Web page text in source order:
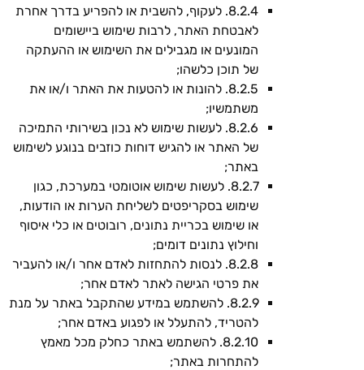
8.2.4. לעקוף, להשבית או להפריע בדרך אחרת
לאבטחת האתר, לרבות שימוש ביישומים
המונעים או מגבילים את השימוש או ההעתקה
של תוכן כלשהו;
8.2.5. להונות או להטעות את האתר ו/או את
משתמשיו;
8.2.6. לעשות שימוש לא נכון בשירותי התמיכה
של האתר או להגיש דוחות כוזבים בנוגע לשימוש
באתר;
8.2.7. לעשות שימוש אוטומטי במערכת, כגון
שימוש בסקריפטים לשליחת הערות או הודעות,
או שימוש בכריית נתונים, רובוטים או כלי איסוף
וחילוץ נתונים דומים;
8.2.8. לנסות להתחזות לאדם אחר ו/או להעביר
את פרטי הגישה לאתר לאדם אחר;
8.2.9. להשתמש במידע שהתקבל באתר על מנת
להטריד, להתעלל או לפגוע באדם אחר;
8.2.10. להשתמש באתר כחלק מכל מאמץ
להתחרות באתר;